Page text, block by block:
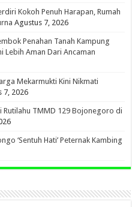
Kokoh Penuh Harapan, Rumah
Agustus 7, 2026
Penahan Tanah Kampung
Lebih Aman Dari Ancaman
Mekarmukti Kini Nikmati
7, 2026
Rutilahu TMMD 129 Bojonegoro di
‘Sentuh Hati’ Peternak Kambing